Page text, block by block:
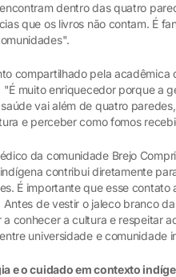
dentro das quatro
que os livros não contam. É
compartilhado pela
"É muito enriquecedor porque a
vai além de quatro
e perceber como fomos
da comunidade Brejo
contribui diretamente
É importante que esse
Antes de vestir o jaleco branco
a conhecer a cultura e respeitar
universidade e comunidade
e o cuidado em contexto